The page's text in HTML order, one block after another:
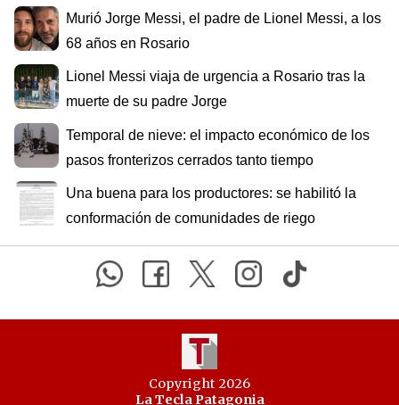
Murió Jorge Messi, el padre de Lionel Messi, a los
68 años en Rosario
Lionel Messi viaja de urgencia a Rosario tras la
muerte de su padre Jorge
Temporal de nieve: el impacto económico de los
pasos fronterizos cerrados tanto tiempo
Una buena para los productores: se habilitó la
conformación de comunidades de riego
Copyright 2026
La Tecla Patagonia